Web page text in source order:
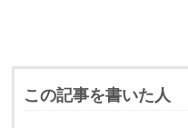
この記事を書いた人